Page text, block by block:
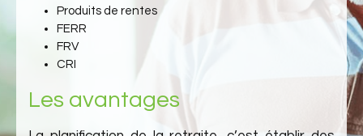
Produits de rentes
FERR
FRV
CRI
Les avantages